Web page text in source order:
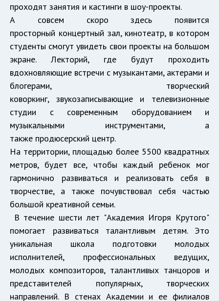
проходят занятия и кастинги в шоу-проекты.
А совсем скоро здесь появится
просторный концертный зал, кинотеатр, в котором
студенты смогут увидеть свои проекты на большом
экране. Лекторий, где будут проходить
вдохновляющие встречи с музыкантами, актерами и
блогерами, творческий
коворкинг, звукозаписывающие и телевизионные
студии с современным оборудованием и
музыкальными инструментами, а
также продюсерский центр.
На территории, площадью более 5500 квадратных
метров, будет все, чтобы каждый ребенок мог
гармонично развиваться и реализовать себя в
творчестве, а также почувствовал себя частью
большой креативной семьи.
В течение шести лет "Академия Игоря Крутого"
помогает развиваться талантливым детям. Это
уникальная школа подготовки молодых
исполнителей, профессиональных ведущих,
молодых композиторов, талантливых танцоров и
представителей популярных, творческих
направлений. В стенах Академии и ее филиалов